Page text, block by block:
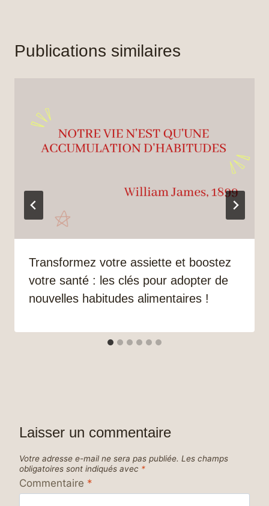
Publications similaires
Transformez votre assiette et boostez
votre santé : les clés pour adopter de
nouvelles habitudes alimentaires !
Laisser un commentaire
Votre adresse e-mail ne sera pas publiée. Les champs
obligatoires sont indiqués avec *
Commentaire *